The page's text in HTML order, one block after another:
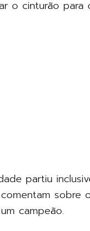
o cinturão para
partiu
sobre
campeão.